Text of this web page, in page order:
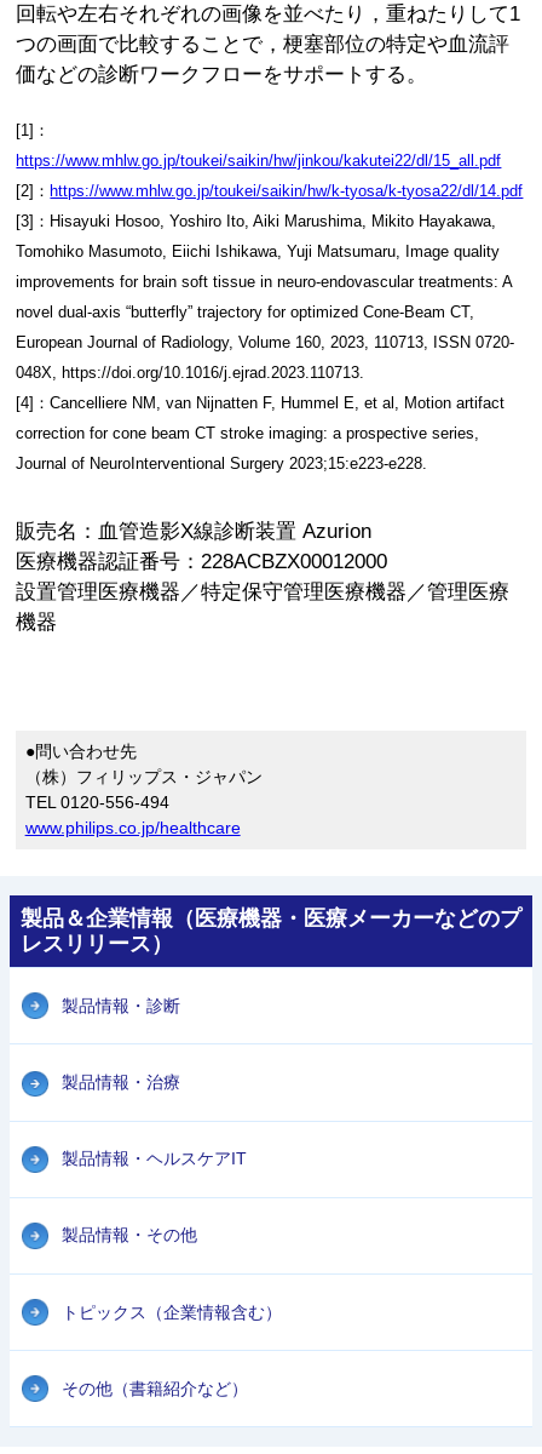
回転や左右それぞれの画像を並べたり，重ねたりして1
つの画面で比較することで，梗塞部位の特定や血流評
価などの診断ワークフローをサポートする。
[1]：
https://www.mhlw.go.jp/toukei/saikin/hw/jinkou/kakutei22/dl/15_all.pdf
[2]：https://www.mhlw.go.jp/toukei/saikin/hw/k-tyosa/k-tyosa22/dl/14.pdf
[3]：Hisayuki Hosoo, Yoshiro Ito, Aiki Marushima, Mikito Hayakawa,
Tomohiko Masumoto, Eiichi Ishikawa, Yuji Matsumaru, Image quality
improvements for brain soft tissue in neuro-endovascular treatments: A
novel dual-axis “butterfly” trajectory for optimized Cone-Beam CT,
European Journal of Radiology, Volume 160, 2023, 110713, ISSN 0720-
048X, https://doi.org/10.1016/j.ejrad.2023.110713.
[4]：Cancelliere NM, van Nijnatten F, Hummel E, et al, Motion artifact
correction for cone beam CT stroke imaging: a prospective series,
Journal of NeuroInterventional Surgery 2023;15:e223-e228.
販売名：血管造影X線診断装置 Azurion
医療機器認証番号：228ACBZX00012000
設置管理医療機器／特定保守管理医療機器／管理医療
機器
●問い合わせ先
（株）フィリップス・ジャパン
TEL 0120-556-494
www.philips.co.jp/healthcare
製品＆企業情報（医療機器・医療メーカーなどのプ
レスリリース）
製品情報・診断
製品情報・治療
製品情報・ヘルスケアIT
製品情報・その他
トピックス（企業情報含む）
その他（書籍紹介など）